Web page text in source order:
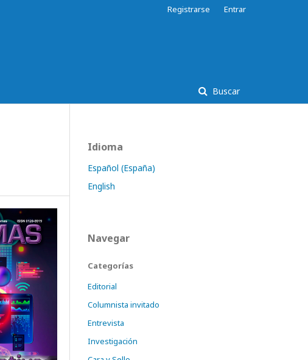
Buscar
Registrarse Entrar
Idioma
Español (España)
English
Navegar
Categorías
Editorial
Columnista invitado
Entrevista
Investigación